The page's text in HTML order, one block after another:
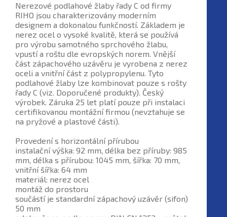
Nerezové podlahové žlaby řady C od firmy
RIHO jsou charakterizovány moderním
designem a dokonalou funkčností. Základem je
nerez ocel o vysoké kvalitě, která se používá
pro výrobu samotného sprchového žlabu,
vpustí a roštu dle evropských norem. Vnější
část zápachového uzávěru je vyrobena z nerez
oceli a vnitřní část z polypropylenu. Tyto
podlahové žlaby lze kombinovat pouze s rošty
řady C (viz. Doporučené produkty). Český
výrobek. Záruka 25 let platí pouze při instalaci
certifikovanou montážní firmou (nevztahuje se
na pryžové a plastové části).
Provedení s horizontální přírubou
instalační výška: 92 mm, délka bez příruby: 985
mm, délka s přírubou: 1045 mm, šířka: 70 mm,
vnitřní šířka: 64 mm
materiál: nerez ocel
montáž do prostoru
součástí je standardní zápachový uzávěr (sifon)
50 mm